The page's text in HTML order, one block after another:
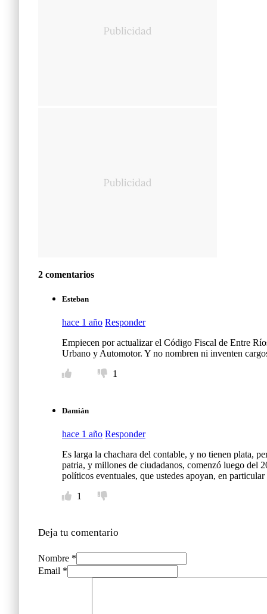
2 comentarios
Esteban
hace 1 año Responder
Empiecen por actualizar el Código Fiscal de Entre
Urbano y Automotor. Y no nombren ni inventen
1
Damián
hace 1 año Responder
Es larga la chachara del contable, y no tienen plata,
patria, y millones de ciudadanos, comenzó luego del
políticos eventuales, que ustedes apoyan, en
1
Deja tu comentario
Nombre *
Email *